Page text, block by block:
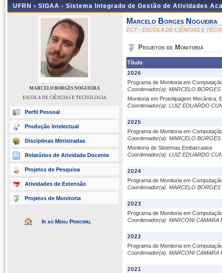
UFRN › SIGAA - Sistema Integrado de Gestão de Atividades
MARCELO BORGES NOGUEIRA
ESCOLA DE CIÊNCIAS E TECNOLOGIA
Perfil Pessoal
Produção Intelectual
Disciplinas Ministradas
Relatórios de Atividade Docente
Projetos de Pesquisa
Atividades de Extensão
Projetos de Monitoria
Ir ao Menu Principal
Marcelo Borges Nogueira
ECT - ESCOLA DE CIÊNCIAS E
Projetos de Monitoria
Título
2026
Programa de Monitoria em
Coordenador(a): MARCELO
Monitoria em Prototipagem Mecânica,
Coordenador(a): LUIZ EDUARDO
2025
Programa de Monitoria em
Coordenador(a): MARCELO
Monitoria de Sistemas Embarcados
Coordenador(a): LUIZ EDUARDO
2024
Programa de Monitoria em
Coordenador(a): MARCELO
2023
Programa de Monitoria em
Coordenador(a): MARCONI CAMARA
2022
Programa de Monitoria em
Coordenador(a): MARCONI CAMARA
2021